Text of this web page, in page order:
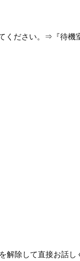
ください。⇒『待機
解除して直接お話し